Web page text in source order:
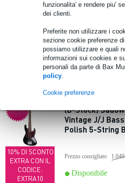
funzionalita' e rendere piu'
dei clienti.
Preferite non utilizzare i
sezione cookie preferenze
possiamo utilizzare e quali
informazioni sui cookies e
personali da parte di Bax
policy.
Cookie preferenze
EXTRA CON IL
EXTRA10
Disponibile
10% DI SCONTO
EXTRA CON IL
CODICE:
EXTRA10
(B-Stock)
Vintage J/J
Polish 5-String
Prezzo consigliato
Disponibile